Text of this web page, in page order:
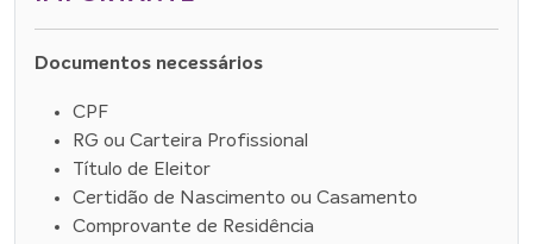
Documentos necessários
CPF
RG ou Carteira Profissional
Título de Eleitor
Certidão de Nascimento ou Casamento
Comprovante de Residência